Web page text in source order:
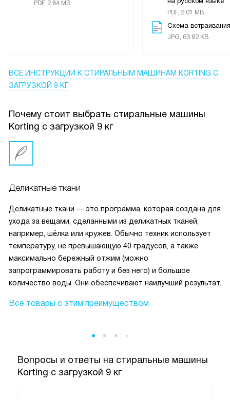
занимаешься другими делами.
PDF, 2.84 MB
PDF, 2.01 MB
Схема встраивания
JPG, 63.62 KB
ВСЕ ИНСТРУКЦИИ К СТИРАЛЬНЫМ МАШИНАМ KORTING С
ЗАГРУЗКОЙ 9 КГ
Почему стоит выбрать стиральные машины
Korting с загрузкой 9 кг
Деликатные ткани
Деликатные ткани — это программа, которая создана для
ухода за вещами, сделанными из деликатных тканей,
например, шёлка или кружев. Обычно техник использует
температуру, не превышающую 40 градусов, а также
максимально бережный отжим (можно
запрограммировать работу и без него) и большое
количество воды. Они обеспечивают наилучший результат.
Все товары с этим преимуществом
Вопросы и ответы на стиральные машины
Korting с загрузкой 9 кг